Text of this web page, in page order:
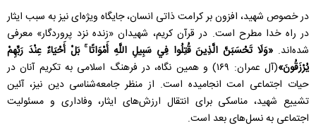
در خصوص شهید، افزون بر کرامت ذاتی انسان، جایگاه ویژه‌ای نیز به سبب ایثار
در راه خدا مطرح است. در قرآن کریم، شهیدان «زنده نزد پروردگار» معرفی
شده‌اند. «وَلَا تَحْسَبَنَّ الَّذِينَ قُتِلُوا فِي سَبِيلِ اللَّهِ أَمْوَاتًا ۚ بَلْ أَحْيَاءٌ عِنْدَ رَبِّهِمْ
يُرْزَقُونَ»
(آل عمران: ۱۶۹) و همین نگاه، در فرهنگ اسلامی به تکریم آنان در
حیات اجتماعی امت انجامیده است. از منظر جامعه‌شناسی دین نیز، آئین
تشییع شهید، مناسکی برای انتقال ارزش‌های ایثار، وفاداری و مسئولیت
اجتماعی به نسل‌های بعد است.